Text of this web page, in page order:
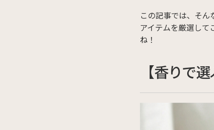
この記事では、そ
アイテムを厳選して
ね！
【香りで